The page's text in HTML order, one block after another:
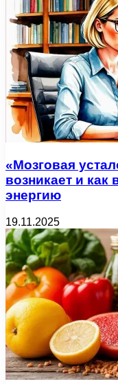
«Мозговая
возникает и как
энергию
19.11.2025